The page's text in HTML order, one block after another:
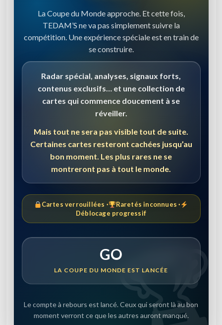
La Coupe du Monde approche. Et cette fois,
TEDAM’S ne va pas simplement suivre la
compétition. Une expérience spéciale est en train de
se construire.
Radar spécial, analyses, signaux forts,
contenus exclusifs… et une collection de
cartes qui commence doucement à se
réveiller.
Mais tout ne sera pas visible tout de suite.
Certaines cartes resteront cachées jusqu’au
bon moment. Les plus rares ne se
montreront pas à tout le monde.
Cartes verrouillées ·
Raretés inconnues ·
Déblocage progressif
GO
LA COUPE DU MONDE EST LANCÉE
Le compte à rebours est lancé. Ceux qui seront là au bon
moment verront ce que les autres auront manqué.